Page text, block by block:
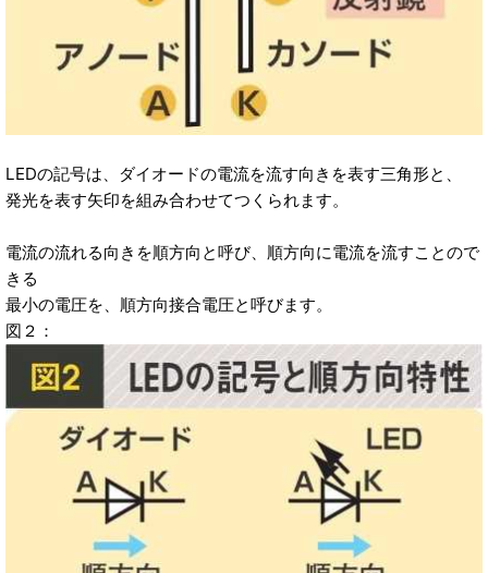
LEDの記号は、ダイオードの電流を流す向きを表す三角形と、
発光を表す矢印を組み合わせてつくられます。
電流の流れる向きを順方向と呼び、順方向に電流を流すことので
きる
最小の電圧を、順方向接合電圧と呼びます。
図２：